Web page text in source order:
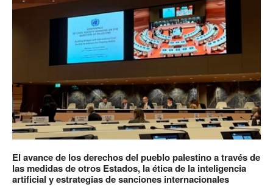
El avance de los derechos del pueblo palestino a través de
las medidas de otros Estados, la ética de la inteligencia
artificial y estrategias de sanciones internacionales